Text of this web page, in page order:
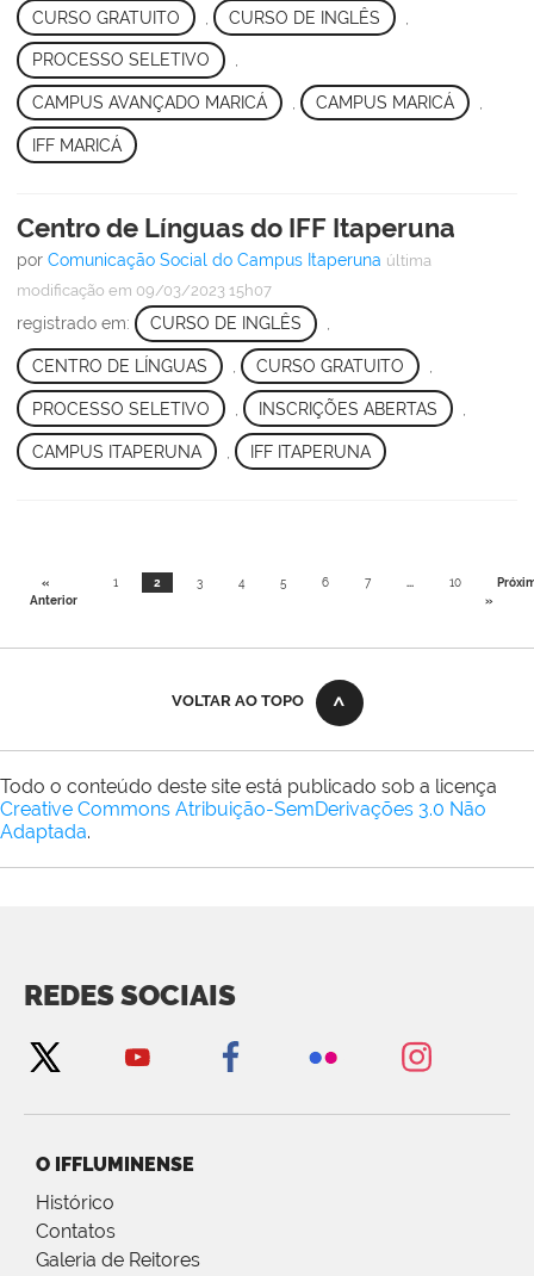
CURSO GRATUITO CURSO DE INGLÊS
PROCESSO SELETIVO ,
CAMPUS AVANÇADO MARICÁ CAMPUS MARICÁ
IFF MARICÁ
Centro de Línguas do IFF Itaperuna
por Comunicação Social do Campus Itaperuna última
modificação em 09/03/2023 15h07
registrado em: CURSO DE INGLÊS ,
CENTRO DE LÍNGUAS CURSO GRATUITO
PROCESSO SELETIVO INSCRIÇÕES ABERTAS
CAMPUS ITAPERUNA IFF ITAPERUNA
«
Anterior
1 2 3 4 5 6 7 ... 10
»
VOLTAR AO TOPO
Todo o conteúdo deste site está publicado sob a licença
Creative Commons Atribuição-SemDerivações 3.0 Não
Adaptada.
REDES SOCIAIS
O IFFLUMINENSE
Histórico
Contatos
Galeria de Reitores